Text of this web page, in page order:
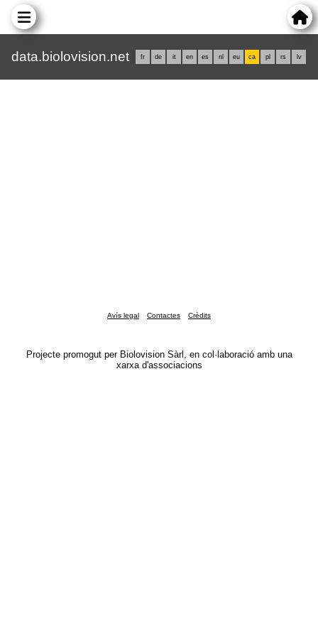
data.biolovision.net fr de it en es nl eu ca pl rs lv
Avís legal Contactes Crèdits
Projecte promogut per Biolovision Sàrl, en col·laboració amb una
xarxa d'associacions